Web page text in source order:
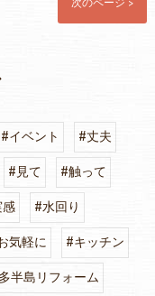
#イベント
#丈夫
#見て
#触って
#水回り
気軽に
#キッチン
半島リフォーム